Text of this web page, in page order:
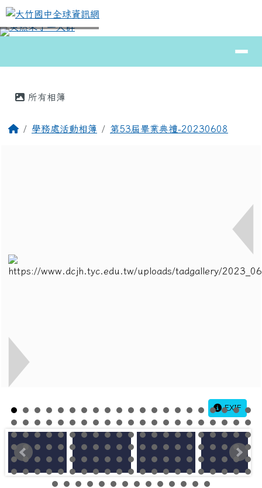
跳至主內容區
大竹國中全球資訊網
⏸
所有相簿
回首頁學務處活動相簿 第53屆畢業典禮-20230608
EXIF